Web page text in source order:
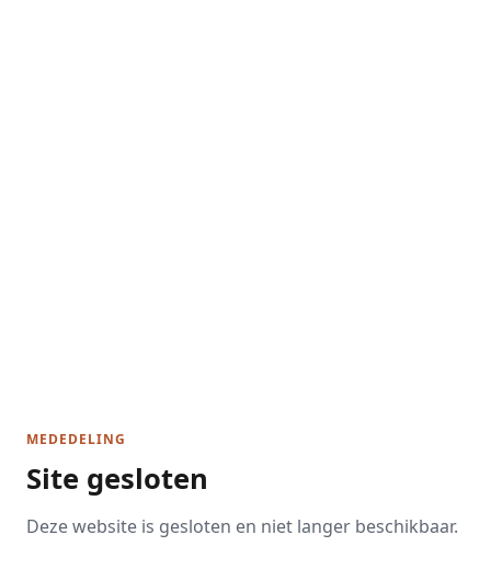
MEDEDELING
Site gesloten
Deze website is gesloten en niet langer beschikbaar.